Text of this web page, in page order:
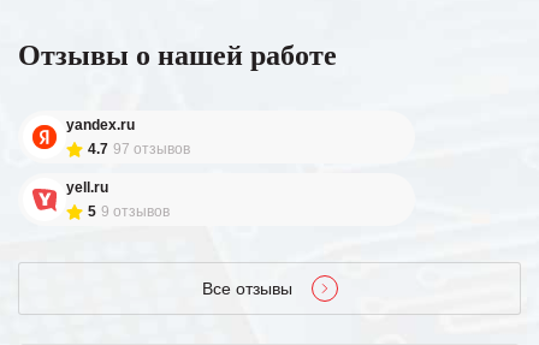
Отзывы о нашей работе
yandex.ru
4.7 97 отзывов
yell.ru
5 9 отзывов
Все отзывы